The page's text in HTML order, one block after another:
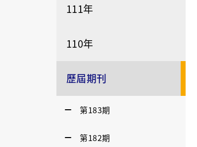
111年
110年
歷屆期刊
第183期
第182期